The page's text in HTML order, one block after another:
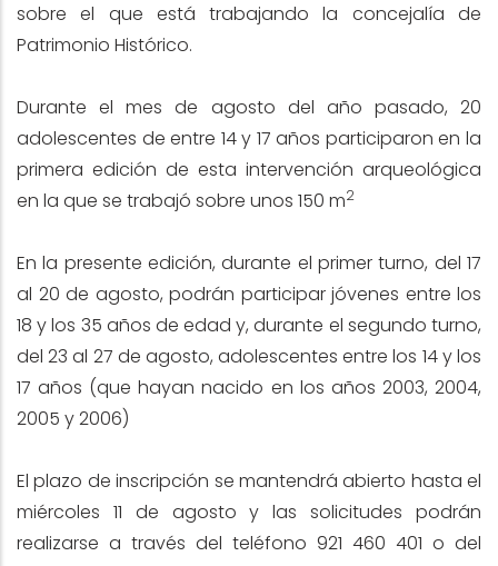
sobre el que está trabajando la concejalía de
Patrimonio Histórico.
Durante el mes de agosto del año pasado, 20
adolescentes de entre 14 y 17 años participaron en la
primera edición de esta intervención arqueológica
en la que se trabajó sobre unos 150 m2
En la presente edición, durante el primer turno, del 17
al 20 de agosto, podrán participar jóvenes entre los
18 y los 35 años de edad y, durante el segundo turno,
del 23 al 27 de agosto, adolescentes entre los 14 y los
17 años (que hayan nacido en los años 2003, 2004,
2005 y 2006)
El plazo de inscripción se mantendrá abierto hasta el
miércoles 11 de agosto y las solicitudes podrán
realizarse a través del teléfono 921 460 401 o del